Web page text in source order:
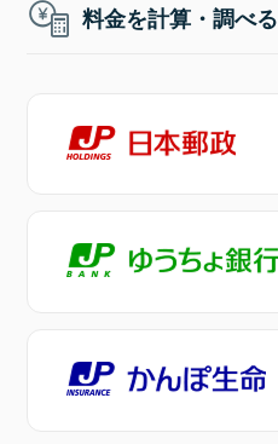
料金を計算・調べる